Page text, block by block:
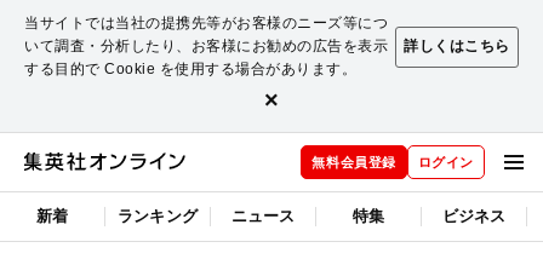
当サイトでは当社の提携先等がお客様のニーズ等につ
いて調査・分析したり、お客様にお勧めの広告を表示
する目的で Cookie を使用する場合があります。
詳しくはこちら
×
無料会員登録 ログイン
新着 ランキング ニュース 特集 ビジネス